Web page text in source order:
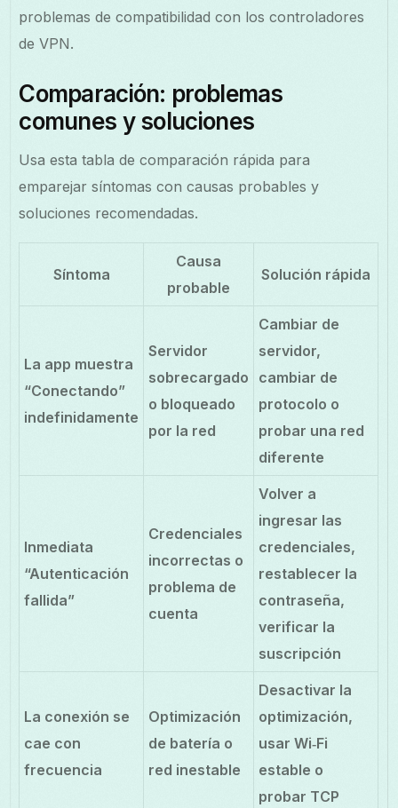
problemas de compatibilidad con los controladores
de VPN.
Comparación: problemas
comunes y soluciones
Usa esta tabla de comparación rápida para
emparejar síntomas con causas probables y
soluciones recomendadas.
Síntoma
Causa
probable
Solución rápida
La app muestra
“Conectando”
indefinidamente
Servidor
sobrecargado
o bloqueado
por la red
Cambiar de
servidor,
cambiar de
protocolo o
probar una red
diferente
Inmediata
“Autenticación
fallida”
Credenciales
incorrectas o
problema de
cuenta
Volver a
ingresar las
credenciales,
restablecer la
contraseña,
verificar la
suscripción
La conexión se
cae con
frecuencia
Optimización
de batería o
red inestable
Desactivar la
optimización,
usar Wi‑Fi
estable o
probar TCP